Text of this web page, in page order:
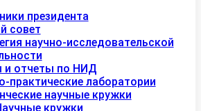
президента
совет
научно-исследовательской
и отчеты по НИД
практические лаборатории
научные кружки
кружки